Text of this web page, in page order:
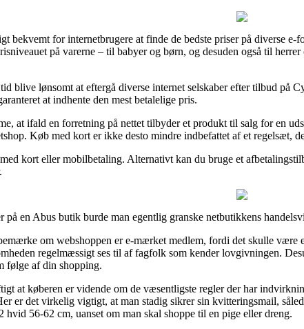
bekvemt for internetbrugere at finde de bedste priser på diverse
på varerne – til babyer og børn, og desuden også til
blive lønsomt at eftergå diverse internet selskaber efter tilbud på
at indhente den mest betalelige pris.
at ifald en forretning på nettet tilbyder et produkt til salg for en
Køb med kort er ikke desto mindre indbefattet af et regelsæt,
kort eller mobilbetaling. Alternativt kan du bruge et
en Abus butik burde man egentlig granske netbutikkens
om webshoppen er e-mærket medlem, fordi det skulle
regelmæssigt ses til af fagfolk som kender lovgivningen.
følge af din shopping.
at køberen er vidende om de væsentligste regler der har
er det virkelig vigtigt, at man stadig sikrer sin kvitteringsmail,
hvid 56-62 cm, uanset om man skal shoppe til en pige eller dreng.